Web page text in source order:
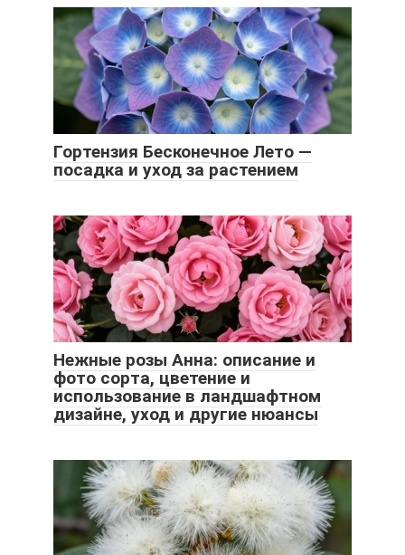
Гортензия Бесконечное Лето —
посадка и уход за растением
Нежные розы Анна: описание и
фото сорта, цветение и
использование в ландшафтном
дизайне, уход и другие нюансы